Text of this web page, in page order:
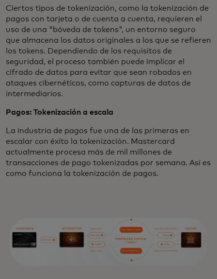
Ciertos tipos de tokenización, como la tokenización de
pagos con tarjeta o de cuenta a cuenta, requieren el
uso de una "bóveda de tokens", un entorno seguro
que almacena los datos originales a los que se refieren
los tokens. Dependiendo de los requisitos de
seguridad, el proceso también puede implicar el
cifrado de datos para evitar que sean robados en
ataques cibernéticos, como capturas de datos de
intermediarios.
Pagos: Tokenización a escala
La industria de pagos fue una de las primeras en
escalar con éxito la tokenización. Mastercard
actualmente procesa más de mil millones de
transacciones de pago tokenizadas por semana. Así es
como funciona la tokenización de pagos.